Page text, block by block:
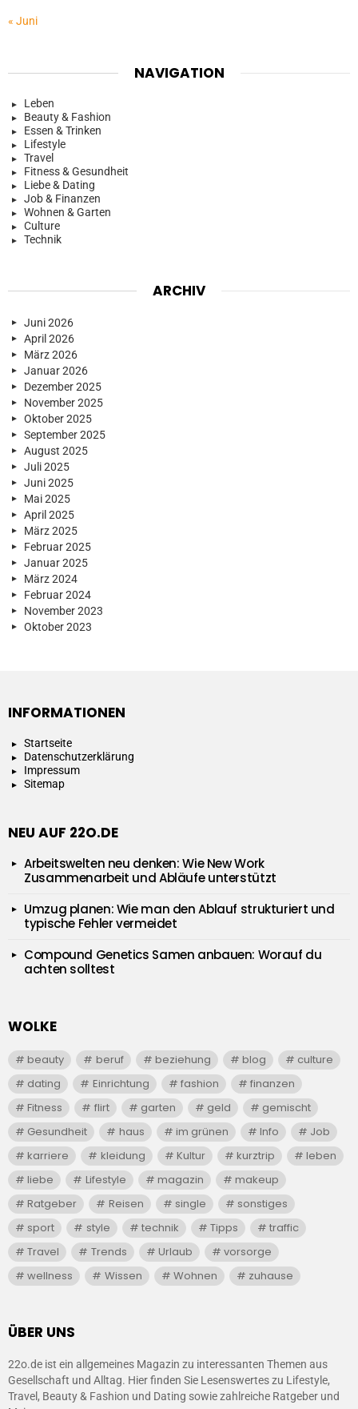
« Juni
NAVIGATION
Leben
Beauty & Fashion
Essen & Trinken
Lifestyle
Travel
Fitness & Gesundheit
Liebe & Dating
Job & Finanzen
Wohnen & Garten
Culture
Technik
ARCHIV
Juni 2026
April 2026
März 2026
Januar 2026
Dezember 2025
November 2025
Oktober 2025
September 2025
August 2025
Juli 2025
Juni 2025
Mai 2025
April 2025
März 2025
Februar 2025
Januar 2025
März 2024
Februar 2024
November 2023
Oktober 2023
INFORMATIONEN
Startseite
Datenschutzerklärung
Impressum
Sitemap
NEU AUF 22O.DE
Arbeitswelten neu denken: Wie New Work
Zusammenarbeit und Abläufe unterstützt
Umzug planen: Wie man den Ablauf strukturiert und
typische Fehler vermeidet
Compound Genetics Samen anbauen: Worauf du
achten solltest
WOLKE
beauty beruf beziehung blog
culture
dating
Einrichtung fashion
finanzen
Fitness
flirt garten geld
gemischt
Gesundheit
haus im grünen Info
Job
karriere
kleidung Kultur kurztrip
leben
liebe
Lifestyle magazin
makeup
Ratgeber
Reisen single
sonstiges
sport
style technik Tipps
traffic
Travel
Trends Urlaub
vorsorge
wellness
Wissen Wohnen zuhause
ÜBER UNS
22o.de ist ein allgemeines Magazin zu interessanten Themen aus
Gesellschaft und Alltag. Hier finden Sie Lesenswertes zu Lifestyle,
Travel, Beauty & Fashion und Dating sowie zahlreiche Ratgeber und